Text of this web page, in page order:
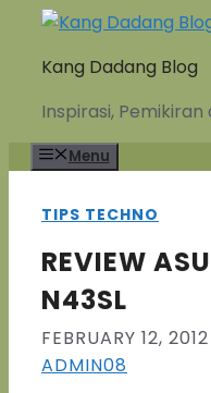
Skip
content
Kang Dadang Blog
Inspirasi,
Menu
TIPS TECHNO
REVIEW
N43SL
FEBRUARY 12, 2012
ADMIN08